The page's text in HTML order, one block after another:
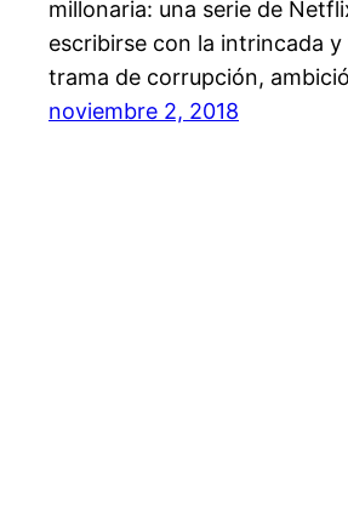
millonaria: una serie de
escribirse con la intrincada
trama de corrupción,
noviembre 2, 2018